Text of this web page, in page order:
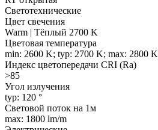
Светотехнические
Цвет свечения
Warm | Тёплый 2700 K
Цветовая температура
min: 2600 K; typ: 2700 K; max: 2800 K
Индекс цветопередачи CRI (Ra)
>85
Угол излучения
typ: 120 °
Световой поток на 1м
max: 1800 lm/m